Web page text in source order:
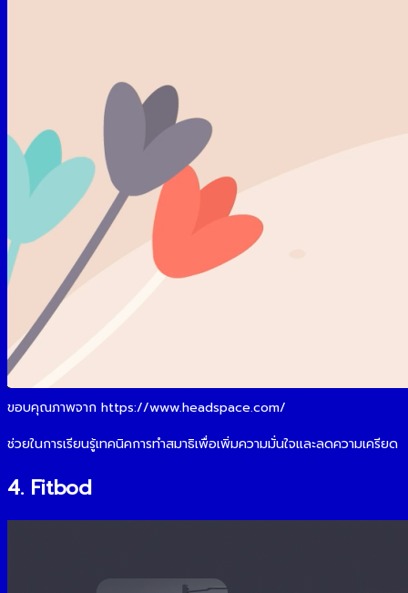
ขอบคุณภาพจาก https://www.headspace.com/
ช่วยในการเรียนรู้เทคนิคการทำสมาธิเพื่อเพิ่มความมั่นใจและลดความเครียด
4. Fitbod